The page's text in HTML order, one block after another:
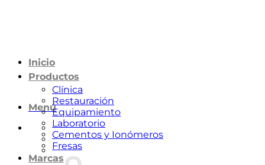
Menú
Inicio
Productos
Clínica
Restauración
Equipamiento
Laboratorio
Cementos y Ionómeros
Fresas
Marcas